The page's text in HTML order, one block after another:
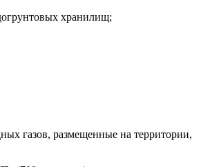
хранилищ;
газов, размещенные на территории,